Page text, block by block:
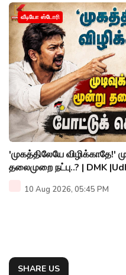
வீடியோ ஸ்டோரி
'முகத்திலேயே விழிக்காதே!'
தலைமுறை நட்பு..? | DMK
10 Aug 2026, 05:45 PM
SHARE US